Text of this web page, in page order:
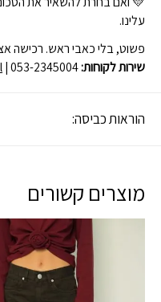
עלינו.
פשוט, בלי כאבי ראש. רכישה
שירות לקוחות:| 053-2345004
הוראות כביסה:
מוצרים קשורים